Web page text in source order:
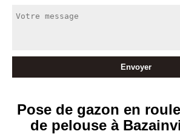
Pose de gazon en
de pelouse à